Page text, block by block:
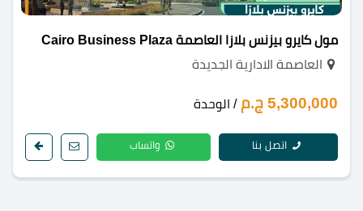
مول كايرو بيزنس بلازا العاصمة Cairo Business Plaza
العاصمة الادارية الجديدة
5,300,000 ج.م / الوحدة
اتصل بنا واتساب